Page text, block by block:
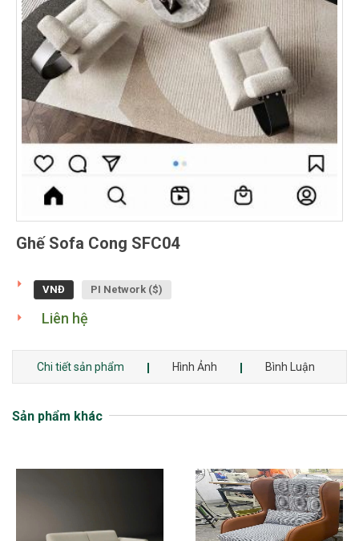
Ghế Sofa Cong SFC04
VNĐ PI Network ($)
Liên hệ
Chi tiết sản phẩm Hình Ảnh Bình Luận
Sản phẩm khác